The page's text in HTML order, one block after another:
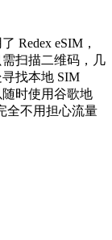
Redex eSIM，
扫描二维码，几
找本地 SIM
时使用谷歌地
全不用担心流量